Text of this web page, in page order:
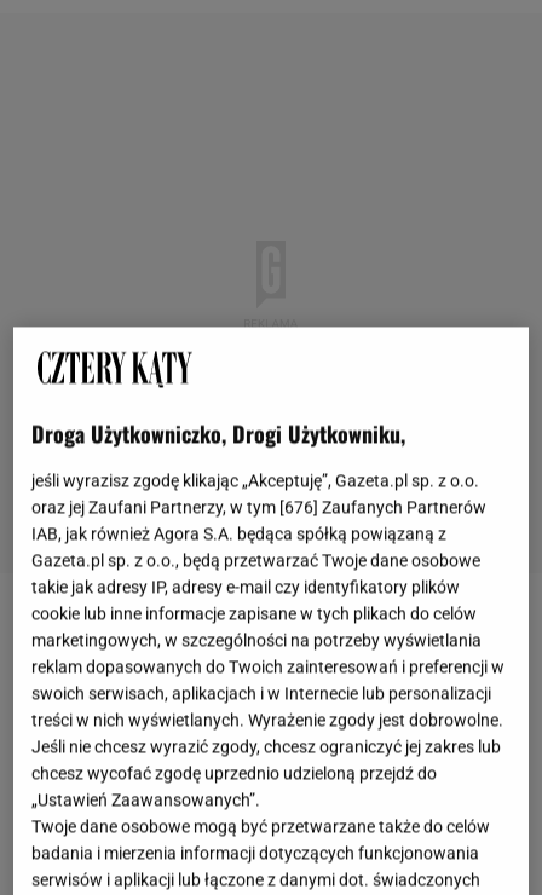
Droga Użytkowniczko, Drogi Użytkowniku,
jeśli wyrazisz zgodę klikając „Akceptuję”, Gazeta.pl sp. z o.o.
oraz jej Zaufani Partnerzy, w tym [676] Zaufanych Partnerów
IAB, jak również Agora S.A. będąca spółką powiązaną z
Gazeta.pl sp. z o.o., będą przetwarzać Twoje dane osobowe
takie jak adresy IP, adresy e-mail czy identyfikatory plików
cookie lub inne informacje zapisane w tych plikach do celów
marketingowych, w szczególności na potrzeby wyświetlania
reklam dopasowanych do Twoich zainteresowań i preferencji w
swoich serwisach, aplikacjach i w Internecie lub personalizacji
treści w nich wyświetlanych. Wyrażenie zgody jest dobrowolne.
Jeśli nie chcesz wyrazić zgody, chcesz ograniczyć jej zakres lub
chcesz wycofać zgodę uprzednio udzieloną przejdź do
„Ustawień Zaawansowanych”.
Twoje dane osobowe mogą być przetwarzane także do celów
badania i mierzenia informacji dotyczących funkcjonowania
serwisów i aplikacji lub łączone z danymi dot. świadczonych